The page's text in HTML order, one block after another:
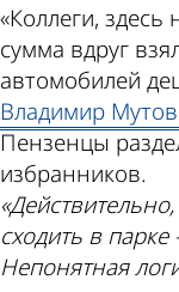
«Коллеги, здесь
сумма вдруг
автомобилей
Владимир
Пензенцы
избранников.
сходить в
Непонятная